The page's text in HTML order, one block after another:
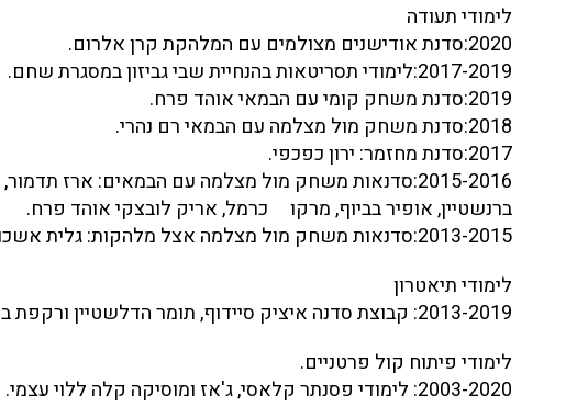
לימודי תעודה
2020:סדנת אודישנים מצולמים עם המלהקת קרן אלרום.
2017-2019:לימודי תסריטאות בהנחיית שבי גביזון במסגרת שחם.
2019:סדנת משחק קומי עם הבמאי אוהד פרח.
2018:סדנת משחק מול מצלמה עם הבמאי רם נהרי.
2017:סדנת מחזמר: ירון כפכפי.
2015-2016:סדנאות משחק מול מצלמה עם הבמאים: ארז
ברנשטיין, אופיר בביוף, מרקו כרמל, אריק לובצקי אוהד פרח.
2013-2015:סדנאות משחק מול מצלמה אצל מלהקות: גלית אשכול, וגלית רוזנשטיין.
לימודי תיאטרון
2013-2019: קבוצת סדנה איציק סיידוף, תומר הדלשטיין ורקפת בנימין
לימודי פיתוח קול פרטניים.
2003-2020: לימודי פסנתר קלאסי, ג'אז ומוסיקה קלה ללוי עצמי.